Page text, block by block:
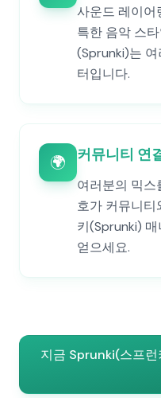
사운드 레이어
특한 음악 스
(Sprunki)는
터입니다.
🌍 커뮤니티 연
여러분의 믹스
호가 커뮤니티
키(Sprunki)
얻으세요.
지금 Sprunki(스프런